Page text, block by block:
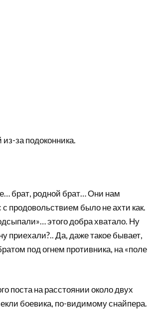
за подоконника.
брат, родной брат… Они нам
с продовольствием было не ахти как.
этого добра хватало. Ну
приехали?.. Да, даже такое бывает,
под огнем противника, на «поле
поста на расстоянии около двух
боевика, по-видимому снайпера.